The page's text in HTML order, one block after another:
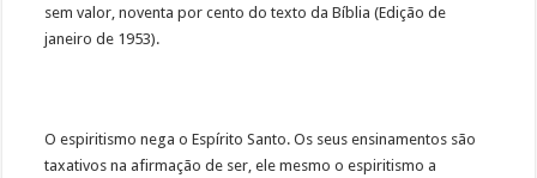
sem valor, noventa por cento do texto da Bíblia (Edição de
janeiro de 1953).
O espiritismo nega o Espírito Santo. Os seus ensinamentos são
taxativos na afirmação de ser, ele mesmo o espiritismo a